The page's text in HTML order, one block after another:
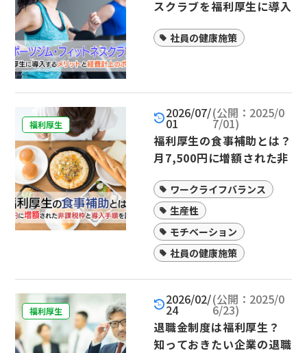
スクラブを福利厚生に導入
ポイント
社員の健康施策
福利厚生
2026/07/
01
(公開：2025/0
7/01)
福利厚生の食事補助とは？
月7,500円に増額された非
解説ワークライフバランス
生産性
モチベーション
社員の健康施策
福利厚生
2026/02/
24
(公開：2025/0
6/23)
退職金制度は福利厚生？
知っておきたい企業の退職